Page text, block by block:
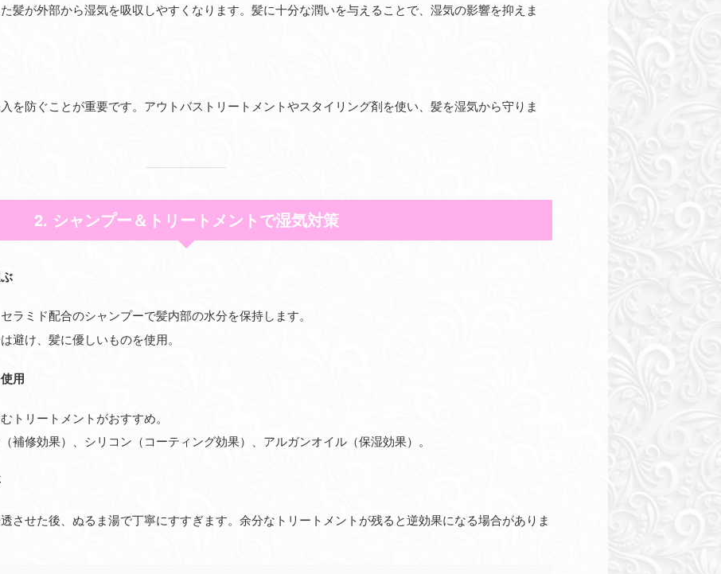
髪が外部から湿気を吸収しやすくなります。髪に十分な潤いを与えることで、湿気の影響を抑えま
を防ぐことが重要です。アウトバストリートメントやスタイリング剤を使い、髪を湿気から守りま
2. シャンプー＆トリートメントで湿気対策
ラミド配合のシャンプーで髪内部の水分を保持します。
避け、髪に優しいものを使用。
用
トリートメントがおすすめ。
補修効果）、シリコン（コーティング効果）、アルガンオイル（保湿効果）。
させた後、ぬるま湯で丁寧にすすぎます。余分なトリートメントが残ると逆効果になる場合がありま